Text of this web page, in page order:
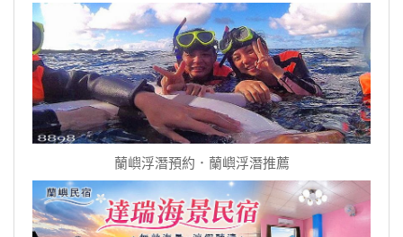
蘭嶼浮潛預約．蘭嶼浮潛推薦